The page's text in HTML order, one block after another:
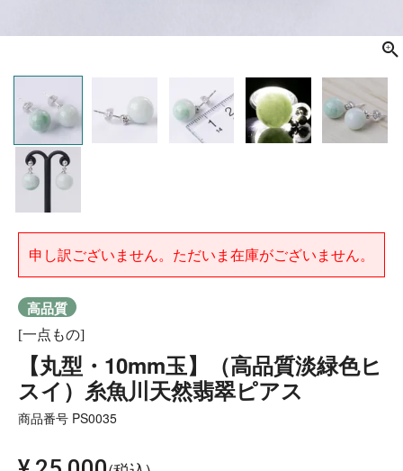
申し訳ございません。ただいま在庫がございません。
高品質
[一点もの]
【丸型・10mm玉】（高品質淡緑色ヒ
スイ）糸魚川天然翡翠ピアス
商品番号 PS0035